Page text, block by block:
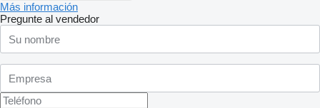
Más información
Pregunte al vendedor